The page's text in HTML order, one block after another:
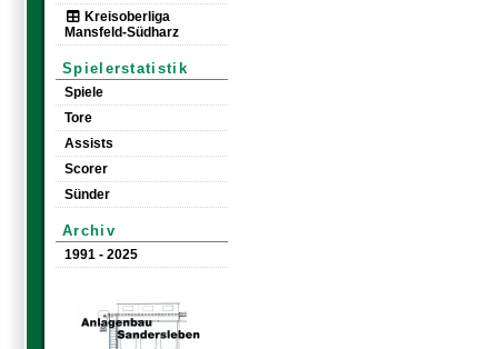
Kreisoberliga
Mansfeld-Südharz
Spielerstatistik
Spiele
Tore
Assists
Scorer
Sünder
Archiv
1991 - 2025